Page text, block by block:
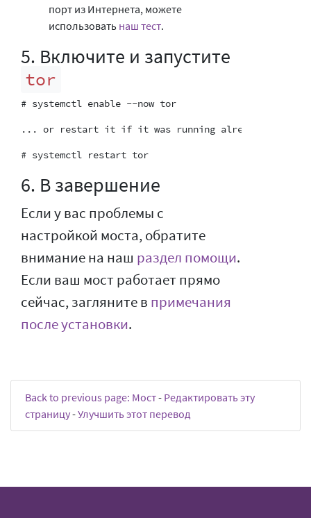
порт из Интернета, можете
использовать наш тест.
5. Включите и запустите
tor
6. В завершение
Если у вас проблемы с
настройкой моста, обратите
внимание на наш раздел помощи.
Если ваш мост работает прямо
сейчас, загляните в примечания
после установки.
Back to previous page: Мост- Редактировать эту
страницу-Улучшить этот перевод